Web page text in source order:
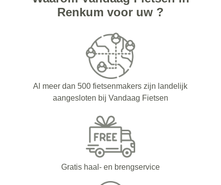
Renkum voor uw ?
Al meer dan 500 fietsenmakers zijn landelijk
aangesloten bij Vandaag Fietsen
Gratis haal- en brengservice